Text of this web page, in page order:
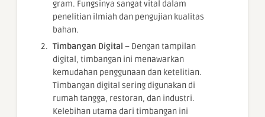
gram. Fungsinya sangat vital dalam
penelitian ilmiah dan pengujian kualitas
bahan.
Timbangan Digital – Dengan tampilan
digital, timbangan ini menawarkan
kemudahan penggunaan dan ketelitian.
Timbangan digital sering digunakan di
rumah tangga, restoran, dan industri.
Kelebihan utama dari timbangan ini